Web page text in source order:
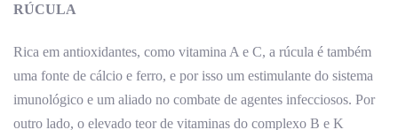
RÚCULA
Rica em antioxidantes, como vitamina A e C, a rúcula é também
uma fonte de cálcio e ferro, e por isso um estimulante do sistema
imunológico e um aliado no combate de agentes infecciosos. Por
outro lado, o elevado teor de vitaminas do complexo B e K